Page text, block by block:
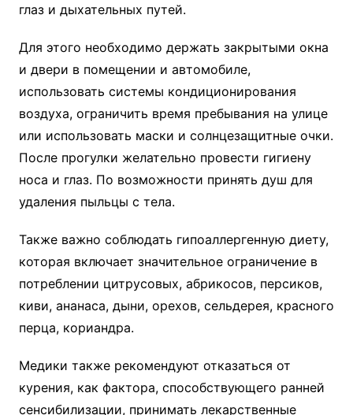
глаз и дыхательных путей.
Для этого необходимо держать закрытыми окна
и двери в помещении и автомобиле,
использовать системы кондиционирования
воздуха, ограничить время пребывания на улице
или использовать маски и солнцезащитные очки.
После прогулки желательно провести гигиену
носа и глаз. По возможности принять душ для
удаления пыльцы с тела.
Также важно соблюдать гипоаллергенную диету,
которая включает значительное ограничение в
потреблении цитрусовых, абрикосов, персиков,
киви, ананаса, дыни, орехов, сельдерея, красного
перца, кориандра.
Медики также рекомендуют отказаться от
курения, как фактора, способствующего ранней
сенсибилизации, принимать лекарственные